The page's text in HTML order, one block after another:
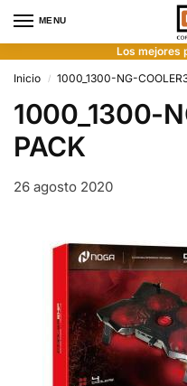
MENU
Los mejores
Inicio
/ 1000_1300-NG-
1000_1300-
PACK
26 agosto 2020